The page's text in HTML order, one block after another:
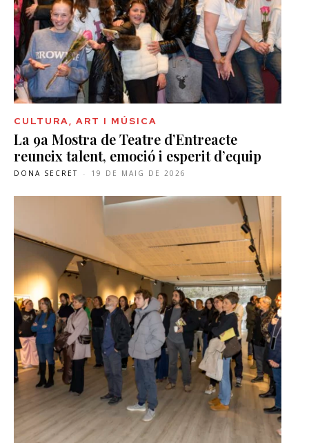
CULTURA, ART I MÚSICA
La 9a Mostra de Teatre d’Entreacte
reuneix talent, emoció i esperit d’equip
DONA SECRET - 19 DE MAIG DE 2026